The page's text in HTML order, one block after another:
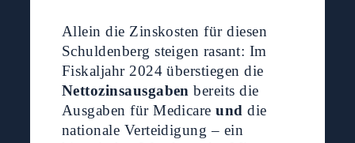
Allein die Zinskosten für diesen
Schuldenberg steigen rasant: Im
Fiskaljahr 2024 überstiegen die
Nettozinsausgaben bereits die
Ausgaben für Medicareund die
nationale Verteidigung – ein